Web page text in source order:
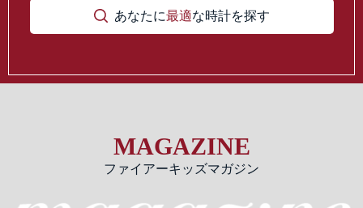
あなたに最適な時計を探す
MAGAZINE
ファイアーキッズマガジン